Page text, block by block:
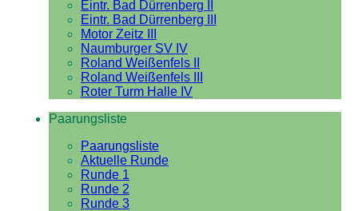
Eintr. Bad Dürrenberg II
Eintr. Bad Dürrenberg III
Motor Zeitz III
Naumburger SV IV
Roland Weißenfels II
Roland Weißenfels III
Roter Turm Halle IV
Paarungsliste
Paarungsliste
Aktuelle Runde
Runde 1
Runde 2
Runde 3